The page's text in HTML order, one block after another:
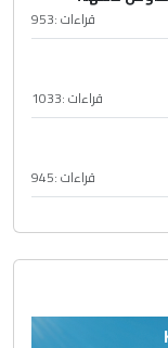
قراءات :953
قراءات :1033
قراءات :945